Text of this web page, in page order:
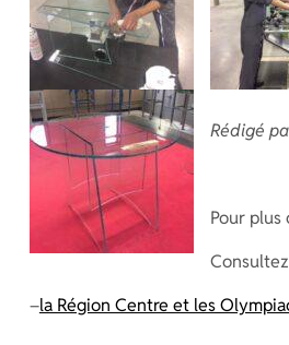
Rédigé
Pour plus
–la Région Centre et les